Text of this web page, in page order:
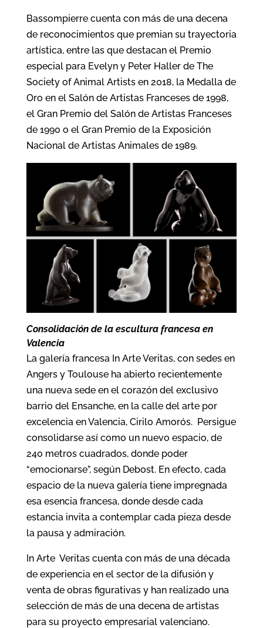
Bassompierre cuenta con más de una decena
de reconocimientos que premian su trayectoria
artística, entre las que destacan el Premio
especial para Evelyn y Peter Haller de The
Society of Animal Artists en 2018, la Medalla de
Oro en el Salón de Artistas Franceses de 1998,
el Gran Premio del Salón de Artistas Franceses
de 1990 o el Gran Premio de la Exposición
Nacional de Artistas Animales de 1989.
Consolidación de la escultura francesa en
Valencia
La galería francesa In Arte Veritas, con sedes en
Angers y Toulouse ha abierto recientemente
una nueva sede en el corazón del exclusivo
barrio del Ensanche, en la calle del arte por
excelencia en Valencia, Cirilo Amorós. Persigue
consolidarse así como un nuevo espacio, de
240 metros cuadrados, donde poder
“emocionarse”, según Debost. En efecto, cada
espacio de la nueva galería tiene impregnada
esa esencia francesa, donde desde cada
estancia invita a contemplar cada pieza desde
la pausa y admiración.
In Arte Veritas cuenta con más de una década
de experiencia en el sector de la difusión y
venta de obras figurativas y han realizado una
selección de más de una decena de artistas
para su proyecto empresarial valenciano.